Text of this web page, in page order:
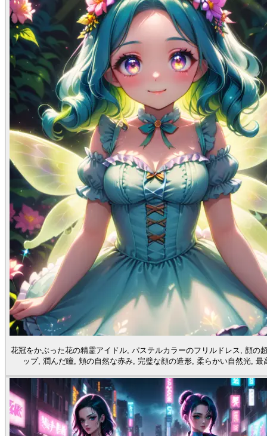
花冠をかぶった花の精霊アイドル, パステルカラーのフリルドレス, 顔の
ップ, 潤んだ瞳, 頬の自然な赤み, 完璧な顔の造形, 柔らかい自然光, 最